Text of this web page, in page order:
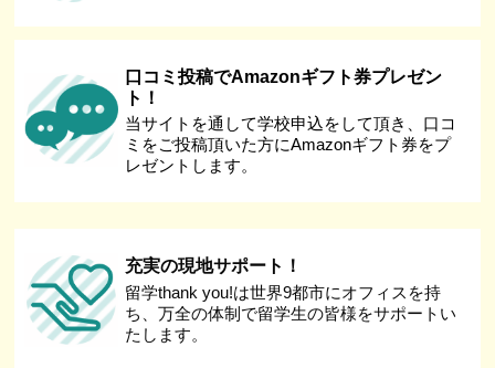
口コミ投稿でAmazonギフト券プレゼン
ト！
当サイトを通して学校申込をして頂き、口コ
ミをご投稿頂いた方にAmazonギフト券をプ
レゼントします。
充実の現地サポート！
留学thank you!は世界9都市にオフィスを持
ち、万全の体制で留学生の皆様をサポートい
たします。